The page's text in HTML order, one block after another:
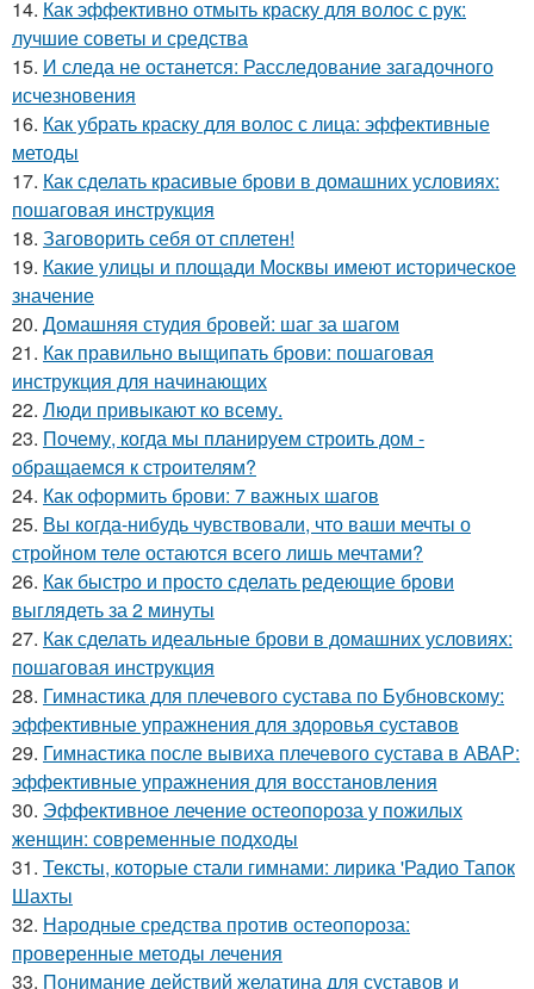
14. Как эффективно отмыть краску для волос с рук:
лучшие советы и средства
15. И следа не останется: Расследование загадочного
исчезновения
16. Как убрать краску для волос с лица: эффективные
методы
17. Как сделать красивые брови в домашних условиях:
пошаговая инструкция
18. Заговорить себя от сплетен!
19. Какие улицы и площади Москвы имеют историческое
значение
20. Домашняя студия бровей: шаг за шагом
21. Как правильно выщипать брови: пошаговая
инструкция для начинающих
22. Люди привыкают ко всему.
23. Почему, когда мы планируем строить дом -
обращаемся к строителям?
24. Как оформить брови: 7 важных шагов
25. Вы когда-нибудь чувствовали, что ваши мечты о
стройном теле остаются всего лишь мечтами?
26. Как быстро и просто сделать редеющие брови
выглядеть за 2 минуты
27. Как сделать идеальные брови в домашних условиях:
пошаговая инструкция
28. Гимнастика для плечевого сустава по Бубновскому:
эффективные упражнения для здоровья суставов
29. Гимнастика после вывиха плечевого сустава в АВАР:
эффективные упражнения для восстановления
30. Эффективное лечение остеопороза у пожилых
женщин: современные подходы
31. Тексты, которые стали гимнами: лирика 'Радио Тапок
Шахты
32. Народные средства против остеопороза:
проверенные методы лечения
33. Понимание действий желатина для суставов и